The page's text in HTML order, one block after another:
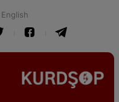
English